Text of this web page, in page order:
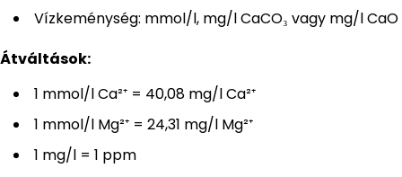
Vízkeménység: mmol/l, mg/l CaCO₃ vagy mg/l CaO
Átváltások:
1 mmol/l Ca²⁺ = 40,08 mg/l Ca²⁺
1 mmol/l Mg²⁺ = 24,31 mg/l Mg²⁺
1 mg/l = 1 ppm